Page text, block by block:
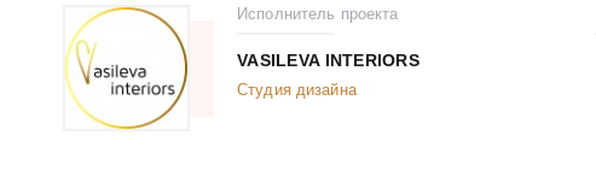
Исполнитель проекта
VASILEVA INTERIORS
Студия дизайна